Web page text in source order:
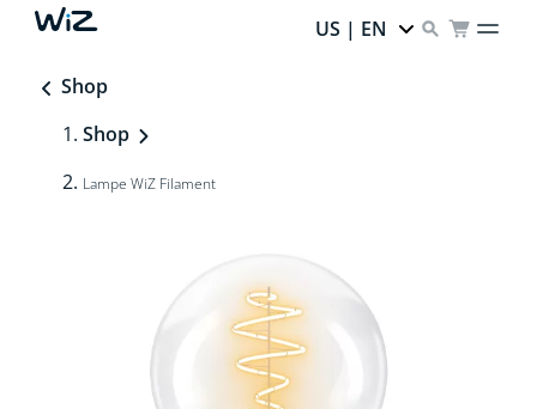
US | EN
Shop
Shop
Lampe WiZ Filament